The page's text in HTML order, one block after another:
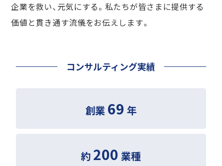
企業を救い、元気にする。私たちが皆さまに提供する
価値と貫き通す流儀をお伝えします。
コンサルティング実績
創業 69 年
約 200 業種